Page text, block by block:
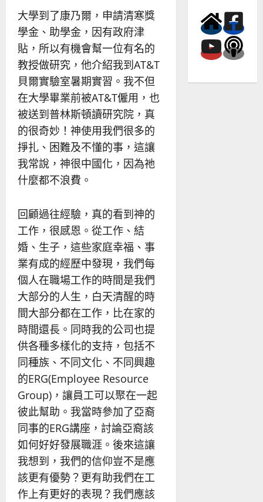
大學到了康乃爾，申請清寒獎
學金、助學金，因有政府津
貼，所以有機會幫一位有名的
教授做研究，他介紹我到AT&T
貝爾實驗室暑期實習。我不但
在大學畢業前被AT&T僱用，也
被送到普林斯頓讀研究院，真
的很奇妙！神使用我們很多的
掙扎、困難及不懂的事，這讓
我常說，神很中國化，因為祂
什麼都不浪費。
回顧過往經驗，真的看到神的
工作，很感恩。從工作、結
婚、生子，這些家庭幸福、事
業有成的經歷中發現，我們每
個人在職場工作的時間是我們
大部分的人生，白天清醒的時
間大部分都在工作，比在家的
時間還長。同時我的公司也提
供各種多樣化的支持，包括不
同種族、不同文化、不同興趣
的ERG(Employee Resource
Group)，讓員工可以聚在一起
彼此幫助。我當時參加了亞裔
同事的ERG講座，討論亞裔該
如何好好發展職涯。後來這讓
我想到，我們的信仰豈不是應
該更有優勢？更有助我們在工
作上有更好的表現？我們應該